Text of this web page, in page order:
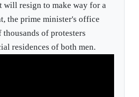
will resign to make way for a
the prime minister's office
thousands of protesters
residences of both men.